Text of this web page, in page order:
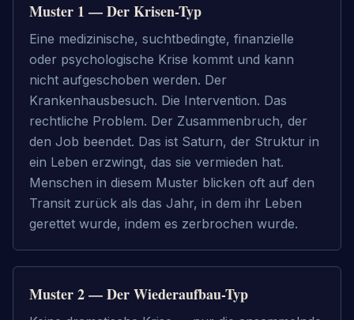
Muster 1 — Der Krisen-Typ
Eine medizinische, suchtbedingte, finanzielle
oder psychologische Krise kommt und kann
nicht aufgeschoben werden. Der
Krankenhausbesuch. Die Intervention. Das
rechtliche Problem. Der Zusammenbruch, der
den Job beendet. Das ist Saturn, der Struktur in
ein Leben erzwingt, das sie vermieden hat.
Menschen in diesem Muster blicken oft auf den
Transit zurück als das Jahr, in dem ihr Leben
gerettet wurde, indem es zerbrochen wurde.
Muster 2 — Der Wiederaufbau-Typ